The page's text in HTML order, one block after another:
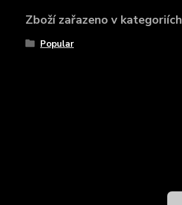
Zboží zařazeno v kategoriích
Popular